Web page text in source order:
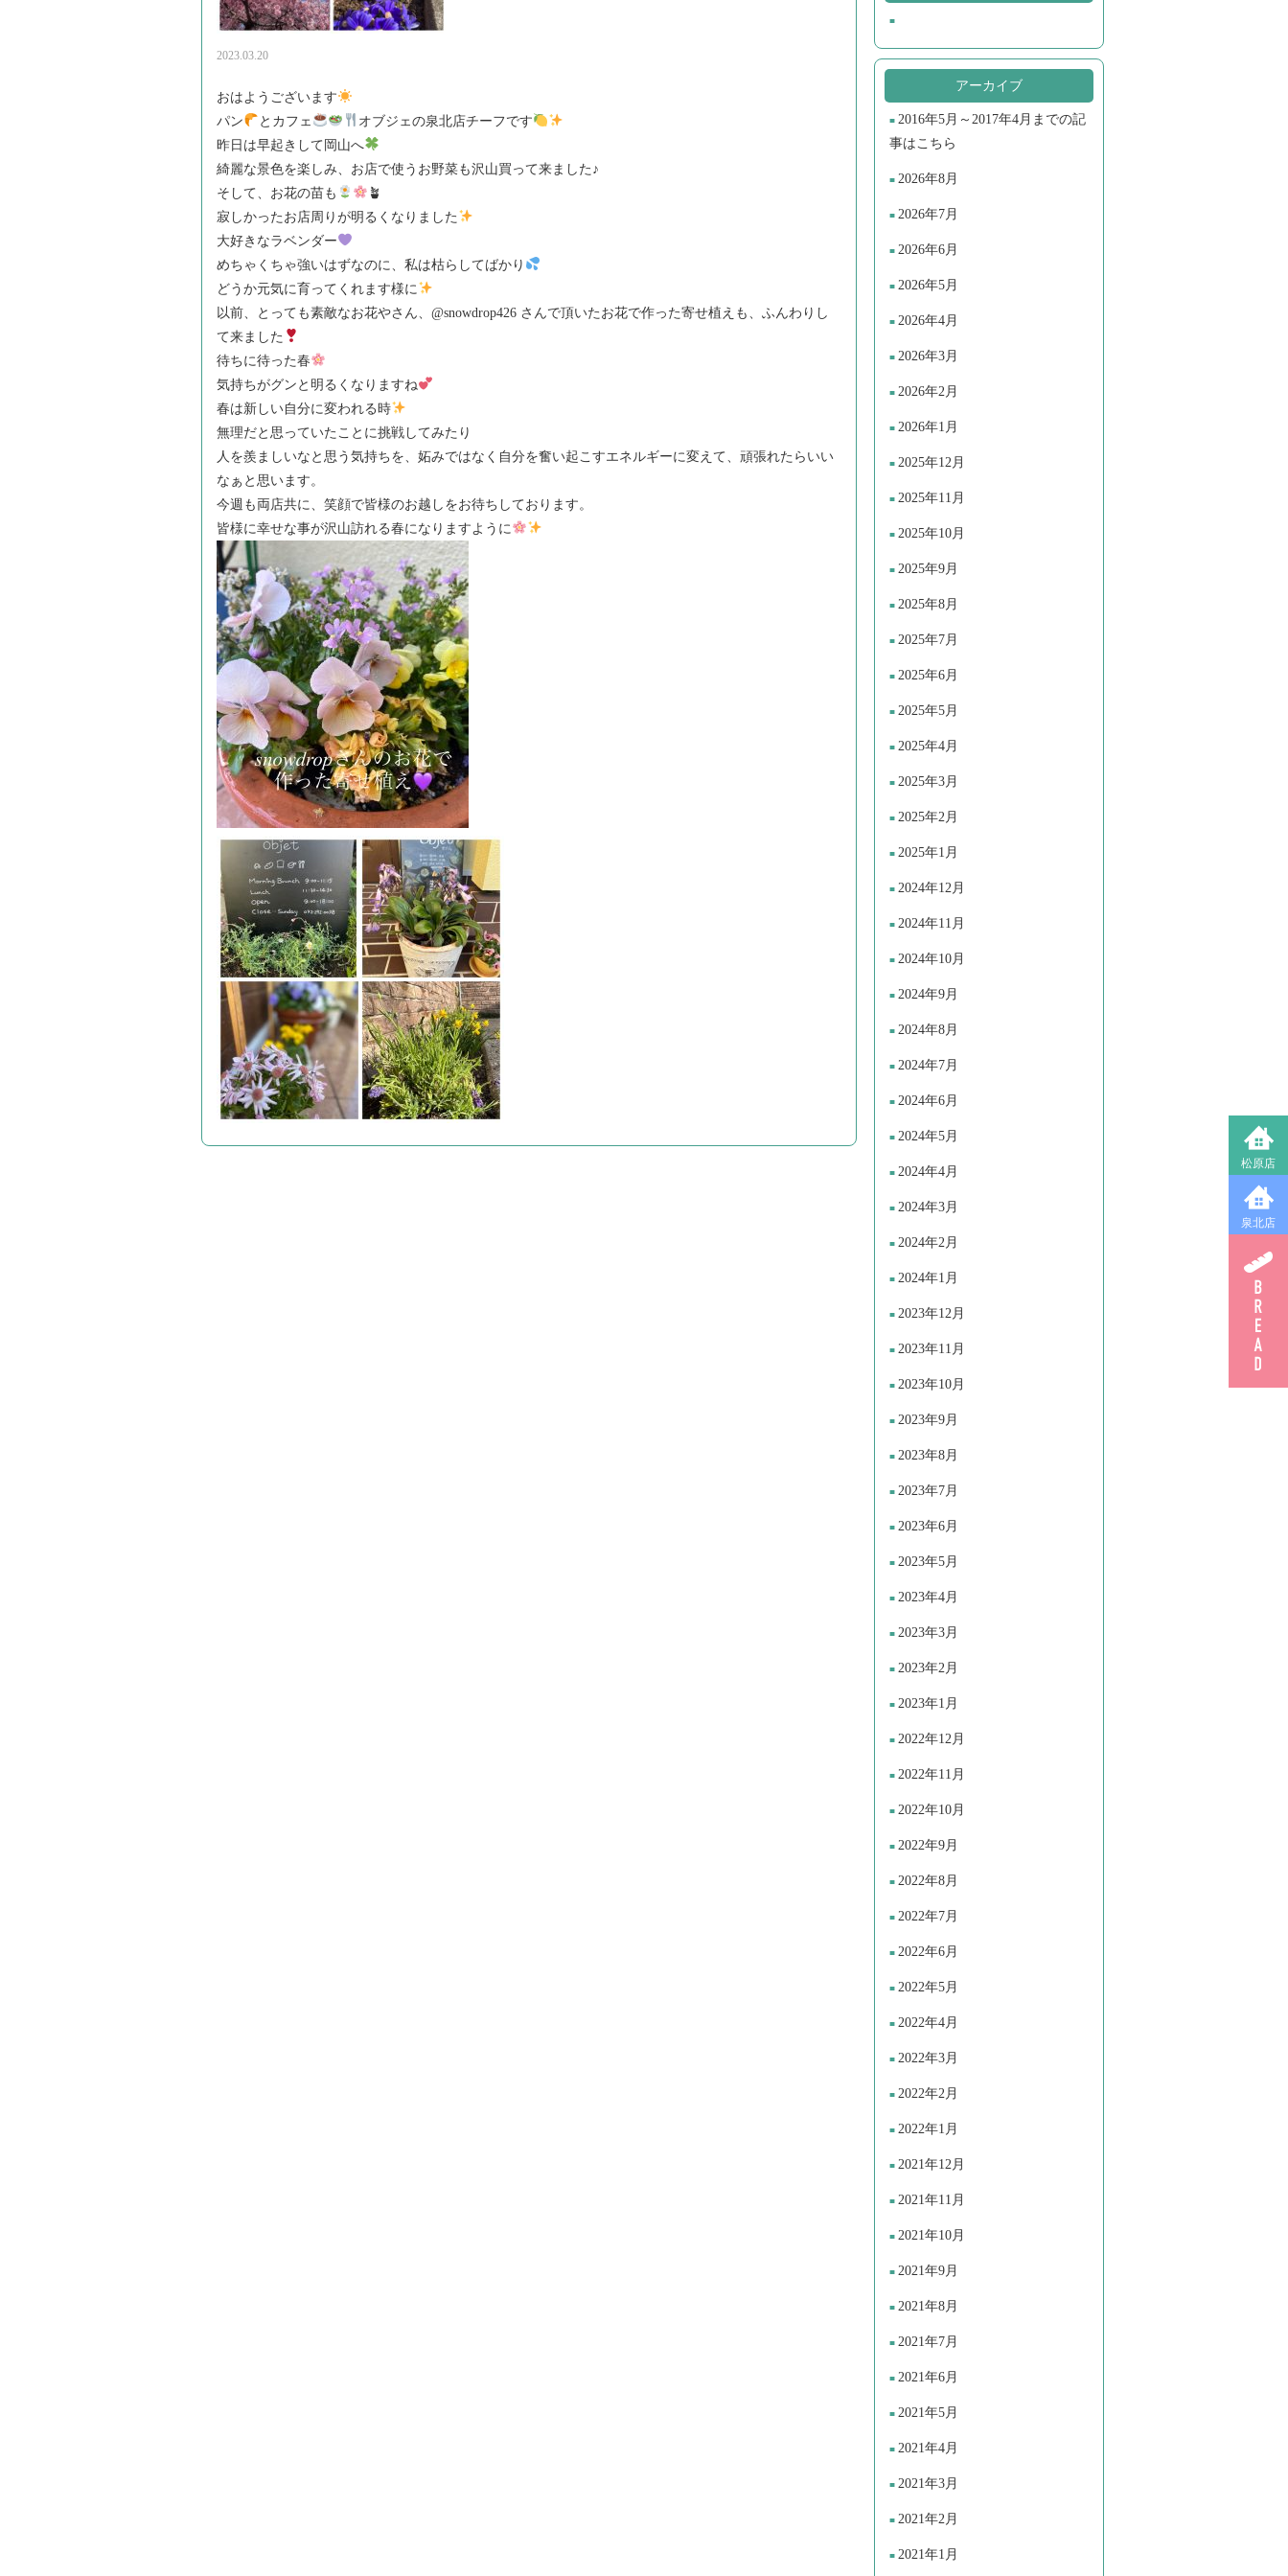
松原店
泉北店
2023.03.20
おはようございます
パン
とカフェ
オブジェの泉北店チーフです
昨日は早起きして岡山へ
綺麗な景色を楽しみ、お店で使うお野菜も沢山買って来ました♪
そして、お花の苗も
🪴
寂しかったお店周りが明るくなりました
大好きなラベンダー
めちゃくちゃ強いはずなのに、私は枯らしてばかり
どうか元気に育ってくれます様に
以前、とっても素敵なお花やさん、@snowdrop426 さんで頂いたお花で作った寄せ植えも、ふんわりし
て来ました
待ちに待った春
気持ちがグンと明るくなりますね
春は新しい自分に変われる時
無理だと思っていたことに挑戦してみたり
人を羨ましいなと思う気持ちを、妬みではなく自分を奮い起こすエネルギーに変えて、頑張れたらいい
なぁと思います。
今週も両店共に、笑顔で皆様のお越しをお待ちしております。
皆様に幸せな事が沢山訪れる春になりますように
アーカイブ
2016年5月～2017年4月までの記
事はこちら
2026年8月
2026年7月
2026年6月
2026年5月
2026年4月
2026年3月
2026年2月
2026年1月
2025年12月
2025年11月
2025年10月
2025年9月
2025年8月
2025年7月
2025年6月
2025年5月
2025年4月
2025年3月
2025年2月
2025年1月
2024年12月
2024年11月
2024年10月
2024年9月
2024年8月
2024年7月
2024年6月
2024年5月
2024年4月
2024年3月
2024年2月
2024年1月
2023年12月
2023年11月
2023年10月
2023年9月
2023年8月
2023年7月
2023年6月
2023年5月
2023年4月
2023年3月
2023年2月
2023年1月
2022年12月
2022年11月
2022年10月
2022年9月
2022年8月
2022年7月
2022年6月
2022年5月
2022年4月
2022年3月
2022年2月
2022年1月
2021年12月
2021年11月
2021年10月
2021年9月
2021年8月
2021年7月
2021年6月
2021年5月
2021年4月
2021年3月
2021年2月
2021年1月